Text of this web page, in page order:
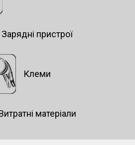
Зарядні пристрої
Клеми
матеріали